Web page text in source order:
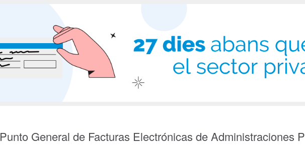
Punto General de Facturas Electrónicas de Administraciones